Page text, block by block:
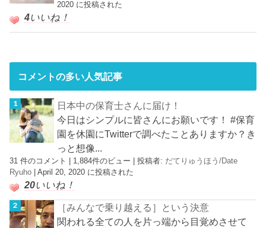
2020 に投稿された
4いいね！
コメントの多い人気記事
日本中の保育士さんに届け！
今日はシンプルに皆さんにお願いです！ #保育
園を休園にTwitterで調べたことありますか？き
っと想像...
31 件のコメント 1,884件のビュー |投稿者: だてりゅうほう/Date
Ryuho |April 20, 2020 に投稿された
20いいね！
［みんなで乗り越える］という決意
関われる全ての人を片っ端から目覚めさせて